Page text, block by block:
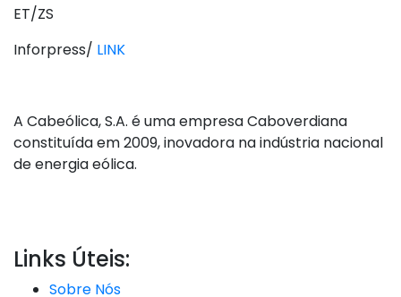
ET/ZS
Inforpress/ LINK
A Cabeólica, S.A. é uma empresa Caboverdiana
constituída em 2009, inovadora na indústria nacional
de energia eólica.
Links Úteis:
Sobre Nós